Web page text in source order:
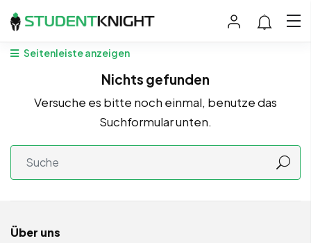
Seitenleiste anzeigen
Nichts gefunden
Versuche es bitte noch einmal, benutze das
Suchformular unten.
Über uns